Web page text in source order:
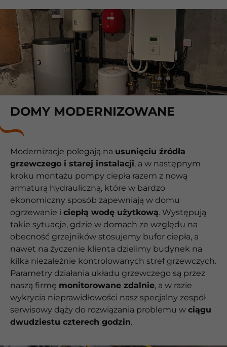
DOMY MODERNIZOWANE
Modernizacje polegają na usunięciu źródła
grzewczego i starej instalacji, a w następnym
kroku montażu pompy ciepła razem z nową
armaturą hydrauliczną, które w bardzo
ekonomiczny sposób zapewniają w domu
ogrzewanie i ciepłą wodę użytkową. Występują
takie sytuacje, gdzie w domach ze względu na
obecność grzejników stosujemy bufor ciepła, a
nawet na życzenie klienta dzielimy budynek na
kilka niezależnie kontrolowanych stref grzewczych.
Parametry działania układu grzewczego są przez
naszą firmę monitorowane zdalnie, a w razie
wykrycia nieprawidłowości nasz specjalny zespół
serwisowy dąży do rozwiązania problemu w ciągu
dwudziestu czterech godzin.